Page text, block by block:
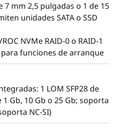
más de 5400 núcleos
bastidor.
7 mm 2,5 pulgadas o 1 de 15
unidades SATA o SSD
NVMe RAID-0 o RAID-1
para funciones de arranque
1 LOM SFP28 de
Gb, 10 Gb o 25 Gb; soporta
NC-SI)